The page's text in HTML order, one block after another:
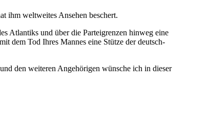
ihm weltweites Ansehen beschert.
Atlantiks und über die Parteigrenzen hinweg eine
dem Tod Ihres Mannes eine Stütze der deutsch-
den weiteren Angehörigen wünsche ich in dieser